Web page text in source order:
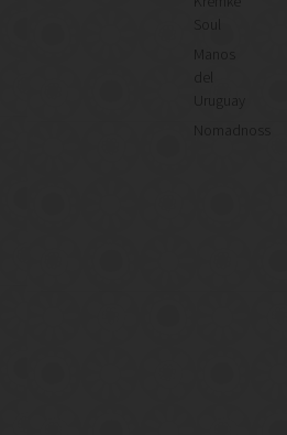
Manos
Uruguay
Nomadnoss